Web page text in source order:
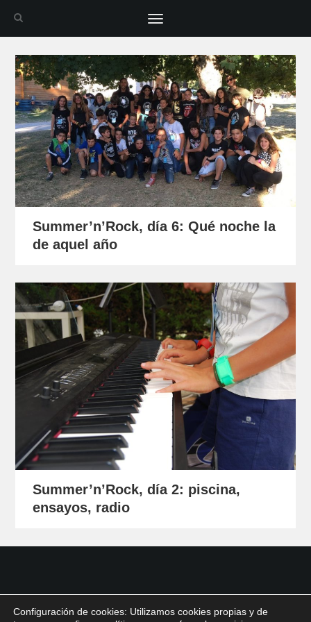
Toggle
Summer’n’Rock, día 6: Qué noche la
de aquel año
Summer’n’Rock, día 2: piscina,
ensayos, radio
Configuración de cookies: Utilizamos cookies propias y de